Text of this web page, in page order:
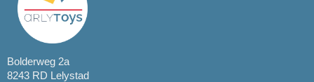
Bolderweg 2a
8243 RD Lelystad